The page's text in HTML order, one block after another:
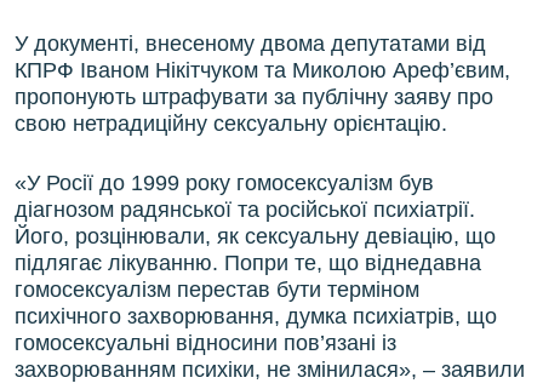
У документі, внесеному двома депутатами від
КПРФ Іваном Нікітчуком та Миколою Ареф’євим,
пропонують штрафувати за публічну заяву про
свою нетрадиційну сексуальну орієнтацію.
«У Росії до 1999 року гомосексуалізм був
діагнозом радянської та російської психіатрії.
Його, розцінювали, як сексуальну девіацію, що
підлягає лікуванню. Попри те, що віднедавна
гомосексуалізм перестав бути терміном
психічного захворювання, думка психіатрів, що
гомосексуальні відносини пов’язані із
захворюванням психіки, не змінилася», – заявили